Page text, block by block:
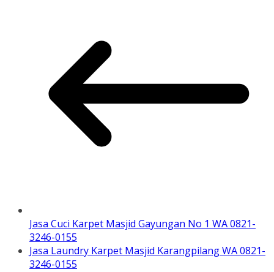
Jasa Cuci Karpet Masjid Gayungan No 1 WA 0821-
3246-0155
Jasa Laundry Karpet Masjid Karangpilang WA 0821-
3246-0155